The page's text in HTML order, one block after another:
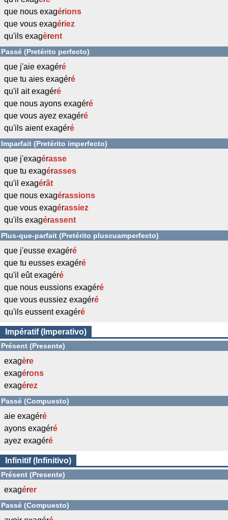
que nous exagérions
que vous exagériez
qu'ils exagèrent
Passé (Pretérito perfecto)
que j'aie exagéré
que tu aies exagéré
qu'il ait exagéré
que nous ayons exagéré
que vous ayez exagéré
qu'ils aient exagéré
Imparfait (Pretérito imperfecto)
que j'exagérasse
que tu exagérasses
qu'il exagérât
que nous exagérassions
que vous exagérassiez
qu'ils exagérassent
Plus-que-parfait (Pretérito pluscuamperfecto)
que j'eusse exagéré
que tu eusses exagéré
qu'il eût exagéré
que nous eussions exagéré
que vous eussiez exagéré
qu'ils eussent exagéré
Impératif (Imperativo)
Présent (Presente)
exagère
exagérons
exagérez
Passé (Compuesto)
aie exagéré
ayons exagéré
ayez exagéré
Infinitif (Infinitivo)
Présent (Presente)
exagérer
Passé (Compuesto)